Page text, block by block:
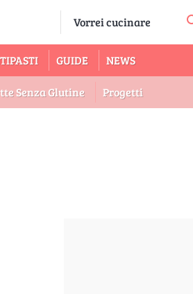
GUIDE NEWS
Senza Glutine Progetti